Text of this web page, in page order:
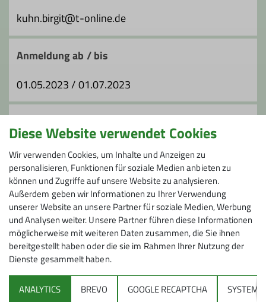
Qualifikationen
Trainer*in B Alpinklettern
kuhn.birgit@t-online.de
Anmeldung ab / bis
01.05.2023 / 01.07.2023
360€ DAV-Feucht, 400€ DAV andere Sektionen
Maximale Teilnehmeranzahl
5
Diese Website verwendet Cookies
Wir verwenden Cookies, um Inhalte und Anzeigen zu
personalisieren, Funktionen für soziale Medien anbieten zu
können und Zugriffe auf unsere Website zu analysieren.
Außerdem geben wir Informationen zu Ihrer Verwendung
unserer Website an unsere Partner für soziale Medien, Werbung
und Analysen weiter. Unsere Partner führen diese Informationen
möglicherweise mit weiteren Daten zusammen, die Sie ihnen
bereitgestellt haben oder die sie im Rahmen Ihrer Nutzung der
Dienste gesammelt haben.
ANALYTICS BREVO GOOGLE RECAPTCHA SYSTEM